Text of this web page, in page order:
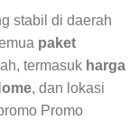
stabil di daerah
paket
termasuk harga
, dan lokasi
Promo